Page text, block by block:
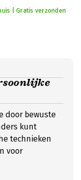
| Gratis verzonden
door bewuste
kunt
technieken
voor